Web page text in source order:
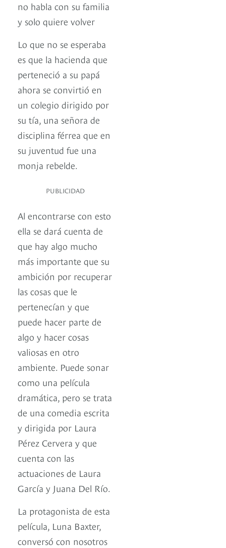
no habla con su familia
y solo quiere volver
Lo que no se esperaba
es que la hacienda que
perteneció a su papá
ahora se convirtió en
un colegio dirigido por
su tía, una señora de
disciplina férrea que en
su juventud fue una
monja rebelde.
PUBLICIDAD
Al encontrarse con esto
ella se dará cuenta de
que hay algo mucho
más importante que su
ambición por recuperar
las cosas que le
pertenecían y que
puede hacer parte de
algo y hacer cosas
valiosas en otro
ambiente. Puede sonar
como una película
dramática, pero se trata
de una comedia escrita
y dirigida por Laura
Pérez Cervera y que
cuenta con las
actuaciones de Laura
García y Juana Del Río.
La protagonista de esta
película, Luna Baxter,
conversó con nosotros